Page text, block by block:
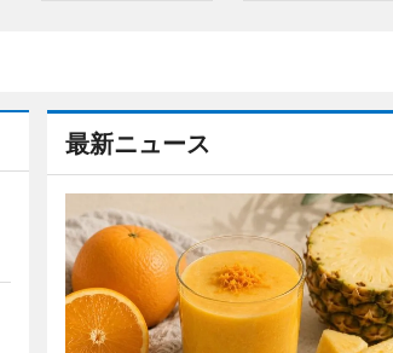
最新ニュース